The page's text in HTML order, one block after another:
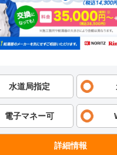
水道局指定
電子マネー可
詳細情報